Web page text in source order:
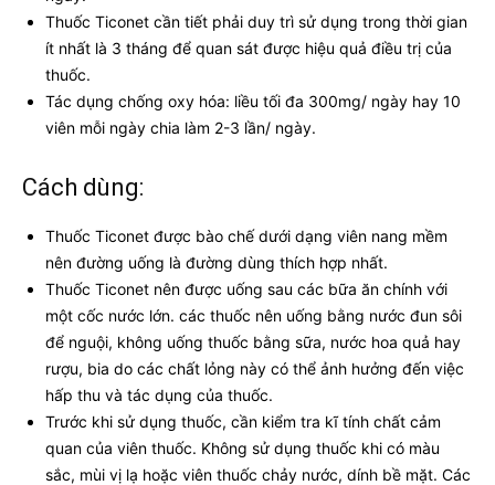
Thuốc Ticonet cần tiết phải duy trì sử dụng trong thời gian
ít nhất là 3 tháng để quan sát được hiệu quả điều trị của
thuốc.
Tác dụng chống oxy hóa: liều tối đa 300mg/ ngày hay 10
viên mỗi ngày chia làm 2-3 lần/ ngày.
Cách dùng:
Thuốc Ticonet được bào chế dưới dạng viên nang mềm
nên đường uống là đường dùng thích hợp nhất.
Thuốc Ticonet nên được uống sau các bữa ăn chính với
một cốc nước lớn. các thuốc nên uống bằng nước đun sôi
để nguội, không uống thuốc bằng sữa, nước hoa quả hay
rượu, bia do các chất lỏng này có thể ảnh hưởng đến việc
hấp thu và tác dụng của thuốc.
Trước khi sử dụng thuốc, cần kiểm tra kĩ tính chất cảm
quan của viên thuốc. Không sử dụng thuốc khi có màu
sắc, mùi vị lạ hoặc viên thuốc chảy nước, dính bề mặt. Các